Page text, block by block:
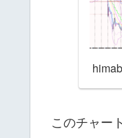
このチャー